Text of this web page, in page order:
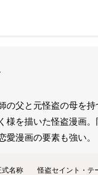
の父と元怪盗の母を
様を描いた怪盗漫画
愛漫画の要素も強い。
式名称
怪盗セイント・テ